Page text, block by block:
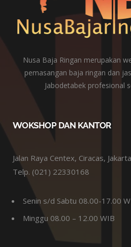
Nusa Baja Ringan merupakan
pemasangan baja ringan dan
Jabodetabek profesional
WOKSHOP DAN KANTOR
Jalan Raya Centex, Ciracas,
Telp. (021) 22330168
Senin s/d Sabtu 08.00-17.00
Minggu 08.00 – 12.00 WIB